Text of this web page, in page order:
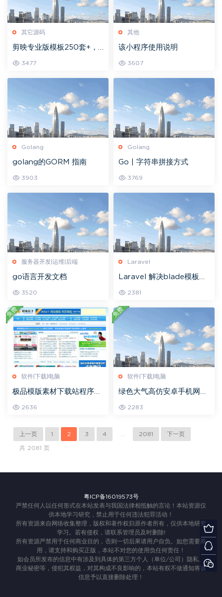
其它源码
剪映专业版模板250套+，
〖官方精品资源〗 – 珊瑚贝
–
3477
其他
该小程序使用说明
3607
Golang
golang的GORM 指南
3903
Golang
Go | 字符串拼接方式
3769
服务器开发|运维|后端
go语言开发文档
3520
Laravel
Laravel 解决blade模板转
2381
软件|下载|电脑
极品模版素材下载站程序：
风格，附全部数据+数百个
2636
免费
软件|下载|电脑
绿色大气高仿安卓手机网，
万数据整站源码ASP+ACC
2283
免费
上一页 1 2 3 4 2081 下一页
共 2081 页
粤ICP备16019573号
严禁任何人以任何形式在本站发表与我国法律相抵触的言论！本站资源仅
供本地学习研究，禁止用于任何违法犯罪活动！
所有资源来自网络收集整理，版权和著作权归原作者所有，仅供本地研究
学习。若有侵权，请联系管理员及时删除!
所有资源严禁用于任何商业目的，否则一切后果请用户自负。如您需要商
用，请支持和购买正版，本站不对您的使用负任何责任！
如会员所发布的信息中有涉及到具体的第三方个人（单位/公司）隐私、
商业秘密等，侵犯其权益，对其构成不良影响的，本站有权不做通知将该
信息予以直接删除处理！